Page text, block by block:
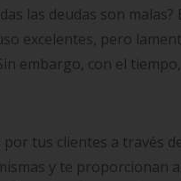
las deudas son
excelentes, pero
embargo, con el
tus clientes a través
y te proporcionan